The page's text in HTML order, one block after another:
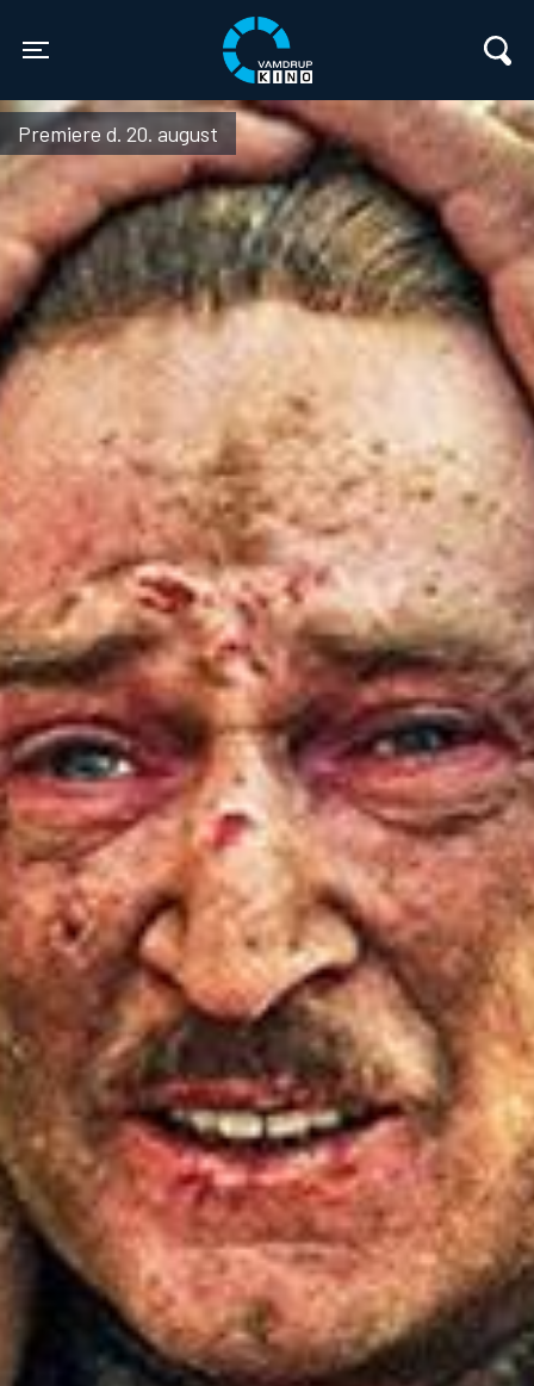
Vamdrup Kino
Premiere d. 20. august